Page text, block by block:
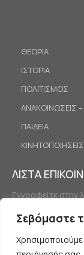
Σεβόμαστε
Χρησιμοποιούμε
ΘΕΩΡΙΑ
ΙΣΤΟΡΙΑ
ΠΟΛΙΤΙΣΜΟΣ
ΑΝΑΚΟΙΝΩΣΕΙΣ
ΠΑΙΔΕΙΑ
ΚΙΝΗΤΟΠΟΙΗΣΕΙΣ
ΛΙΣΤΑ
Εγγραφείτε στην